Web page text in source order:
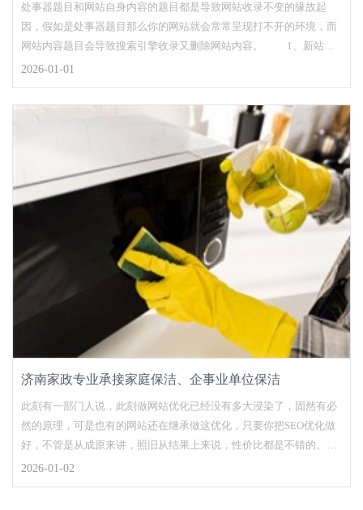
处事器题目和网站自身内容的题目都是导致网站收录不变的缘故起
因，假如是处事器题目那么你的网站就会常常呈现打不开的环境，而
网站内容题目会导致搜索引擎收录又删除网站内容。 1、新站收
录不不变 新的网...
2026-01-01
济南家政专业承接家庭保洁、企事业单位保洁
此刻有一部门人说，此刻做网站优化已经没有多大浸染了，固然有必
然的原理，可是也有的网站还在继承做这优化，只要你把SEO优化做
好，不管是从成原来讲，照旧从结果上来说，性价比都是不错的。以
杭州SEO发外链为...
2026-01-02